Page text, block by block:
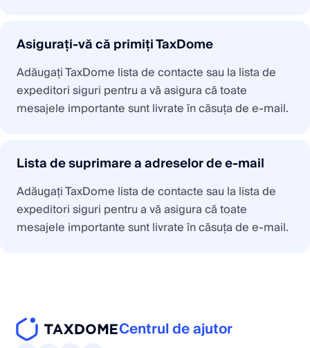
Asigurați-vă că primiți TaxDome
Adăugați TaxDome lista de contacte sau la lista de
expeditori siguri pentru a vă asigura că toate
mesajele importante sunt livrate în căsuța de e-mail.
Lista de suprimare a adreselor de e-mail
Adăugați TaxDome lista de contacte sau la lista de
expeditori siguri pentru a vă asigura că toate
mesajele importante sunt livrate în căsuța de e-mail.
Centrul de ajutor